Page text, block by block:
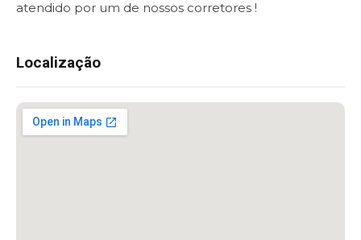
atendido por um de nossos corretores !
Localização